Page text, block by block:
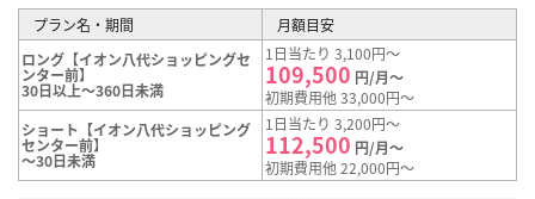
プラン名・期間
月額目安
ロング【イオン八代ショッピングセ
ンター前】
30日以上～360日未満
1日当たり 3,100円～
109,500 円/月～
初期費用他 33,000円～
ショート【イオン八代ショッピング
センター前】
～30日未満
1日当たり 3,200円～
112,500 円/月～
初期費用他 22,000円～